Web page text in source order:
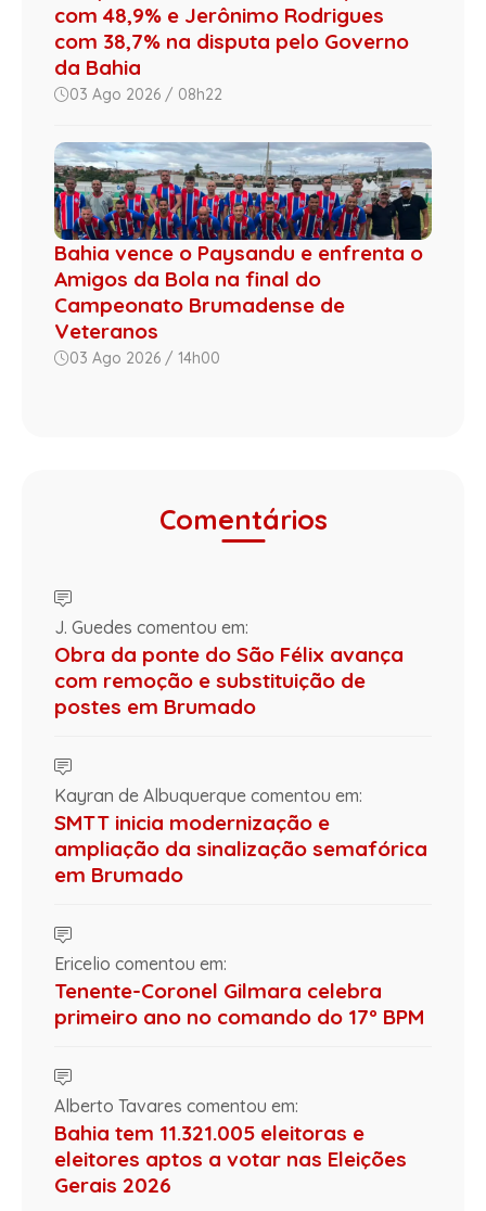
com 48,9% e Jerônimo Rodrigues
com 38,7% na disputa pelo Governo
da Bahia
03 Ago 2026 / 08h22
Bahia vence o Paysandu e enfrenta o
Amigos da Bola na final do
Campeonato Brumadense de
Veteranos
03 Ago 2026 / 14h00
Comentários
J. Guedes comentou em:
Obra da ponte do São Félix avança
com remoção e substituição de
postes em Brumado
Kayran de Albuquerque comentou em:
SMTT inicia modernização e
ampliação da sinalização semafórica
em Brumado
Ericelio comentou em:
Tenente-Coronel Gilmara celebra
primeiro ano no comando do 17º BPM
Alberto Tavares comentou em:
Bahia tem 11.321.005 eleitoras e
eleitores aptos a votar nas Eleições
Gerais 2026